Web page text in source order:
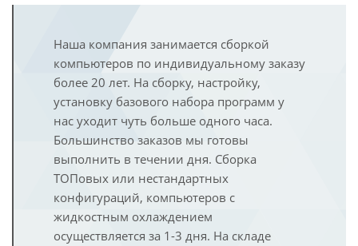
Наша компания занимается сборкой
компьютеров по индивидуальному заказу
более 20 лет. На сборку, настройку,
установку базового набора программ у
нас уходит чуть больше одного часа.
Большинство заказов мы готовы
выполнить в течении дня. Сборка
ТОПовых или нестандартных
конфигураций, компьютеров с
жидкостным охлаждением
осуществляется за 1-3 дня. На складе